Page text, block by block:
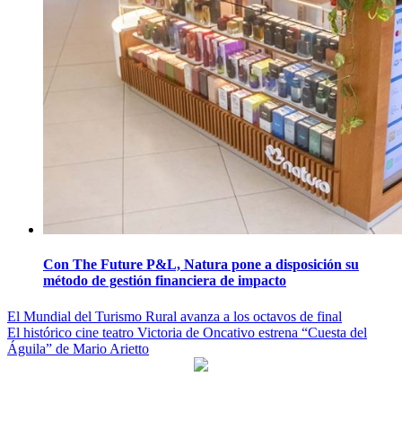
Con The Future P&L, Natura pone a disposición su
método de gestión financiera de impacto
Navegación
de
El Mundial del Turismo Rural avanza a los octavos de final
El histórico cine teatro Victoria de Oncativo estrena “Cuesta del
Águila” de Mario Arietto